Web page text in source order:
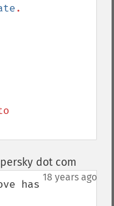
.
dot com
18 years ago
has